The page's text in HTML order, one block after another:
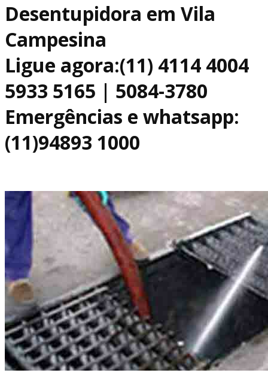
Desentupidora em Vila
Campesina
Ligue agora:(11) 4114 4004
5933 5165 | 5084-3780
Emergências e whatsapp:
(11)94893 1000